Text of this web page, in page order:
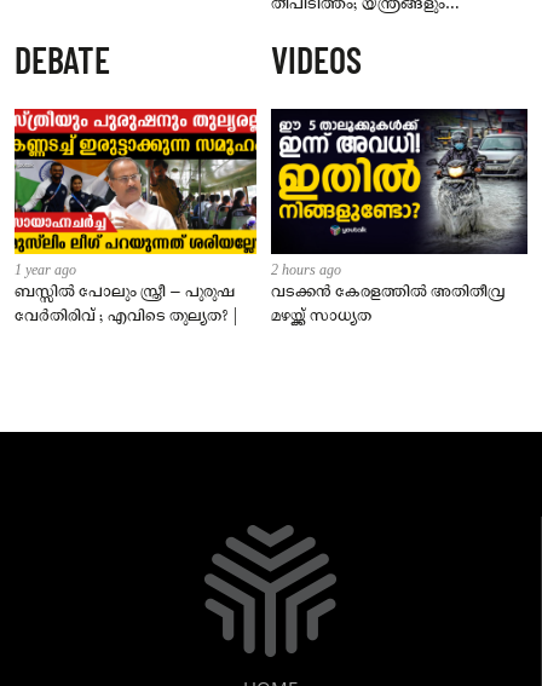
കത്തിനശിച്ചു
DEBATE
1 year ago
ബസ്സിൽ പോലും സ്ത്രീ – പുരുഷ
വേർതിരിവ് ; എവിടെ തുല്യത? |
VIDEOS
2 hours ago
വടക്കൻ കേരളത്തിൽ അതിതീവ്ര
മഴയ്ക്ക് സാധ്യത